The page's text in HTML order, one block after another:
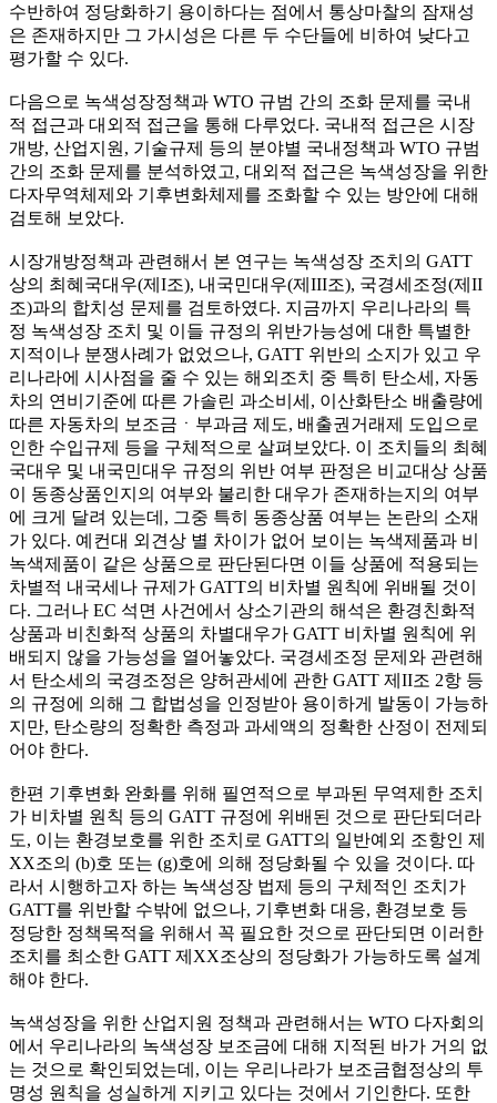
수반하여 정당화하기 용이하다는 점에서 통상마찰의 잠재성
은 존재하지만 그 가시성은 다른 두 수단들에 비하여 낮다고
평가할 수 있다.
다음으로 녹색성장정책과 WTO 규범 간의 조화 문제를 국내
적 접근과 대외적 접근을 통해 다루었다. 국내적 접근은 시장
개방, 산업지원, 기술규제 등의 분야별 국내정책과 WTO 규범
간의 조화 문제를 분석하였고, 대외적 접근은 녹색성장을 위한
다자무역체제와 기후변화체제를 조화할 수 있는 방안에 대해
검토해 보았다.
시장개방정책과 관련해서 본 연구는 녹색성장 조치의 GATT
상의 최혜국대우(제I조), 내국민대우(제III조), 국경세조정(제II
조)과의 합치성 문제를 검토하였다. 지금까지 우리나라의 특
정 녹색성장 조치 및 이들 규정의 위반가능성에 대한 특별한
지적이나 분쟁사례가 없었으나, GATT 위반의 소지가 있고 우
리나라에 시사점을 줄 수 있는 해외조치 중 특히 탄소세, 자동
차의 연비기준에 따른 가솔린 과소비세, 이산화탄소 배출량에
따른 자동차의 보조금ㆍ부과금 제도, 배출권거래제 도입으로
인한 수입규제 등을 구체적으로 살펴보았다. 이 조치들의 최혜
국대우 및 내국민대우 규정의 위반 여부 판정은 비교대상 상품
이 동종상품인지의 여부와 불리한 대우가 존재하는지의 여부
에 크게 달려 있는데, 그중 특히 동종상품 여부는 논란의 소재
가 있다. 예컨대 외견상 별 차이가 없어 보이는 녹색제품과 비
녹색제품이 같은 상품으로 판단된다면 이들 상품에 적용되는
차별적 내국세나 규제가 GATT의 비차별 원칙에 위배될 것이
다. 그러나 EC 석면 사건에서 상소기관의 해석은 환경친화적
상품과 비친화적 상품의 차별대우가 GATT 비차별 원칙에 위
배되지 않을 가능성을 열어놓았다. 국경세조정 문제와 관련해
서 탄소세의 국경조정은 양허관세에 관한 GATT 제II조 2항 등
의 규정에 의해 그 합법성을 인정받아 용이하게 발동이 가능하
지만, 탄소량의 정확한 측정과 과세액의 정확한 산정이 전제되
어야 한다.
한편 기후변화 완화를 위해 필연적으로 부과된 무역제한 조치
가 비차별 원칙 등의 GATT 규정에 위배된 것으로 판단되더라
도, 이는 환경보호를 위한 조치로 GATT의 일반예외 조항인 제
XX조의 (b)호 또는 (g)호에 의해 정당화될 수 있을 것이다. 따
라서 시행하고자 하는 녹색성장 법제 등의 구체적인 조치가
GATT를 위반할 수밖에 없으나, 기후변화 대응, 환경보호 등
정당한 정책목적을 위해서 꼭 필요한 것으로 판단되면 이러한
조치를 최소한 GATT 제XX조상의 정당화가 가능하도록 설계
해야 한다.
녹색성장을 위한 산업지원 정책과 관련해서는 WTO 다자회의
에서 우리나라의 녹색성장 보조금에 대해 지적된 바가 거의 없
는 것으로 확인되었는데, 이는 우리나라가 보조금협정상의 투
명성 원칙을 성실하게 지키고 있다는 것에서 기인한다. 또한